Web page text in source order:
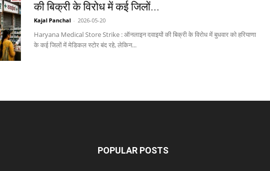
की बिक्री के विरोध में कई जिलों...
Kajal Panchal - 2026-05-20
Haryana Medical Store Strike : ऑनलाइन दवाइयों की बिक्री के विरोध में बुधवार को हरियाणा
के कई जिलों में मेडिकल स्टोर बंद रहे, लेकिन...
POPULAR POSTS